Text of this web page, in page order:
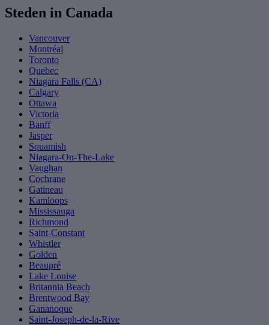
Steden in Canada
Vancouver
Montréal
Toronto
Quebec
Niagara Falls (CA)
Calgary
Ottawa
Victoria
Banff
Jasper
Squamish
Niagara-On-The-Lake
Vaughan
Cochrane
Gatineau
Kamloops
Mississauga
Richmond
Saint-Constant
Whistler
Golden
Beaupré
Lake Louise
Britannia Beach
Brentwood Bay
Gananoque
Saint-Joseph-de-la-Rive